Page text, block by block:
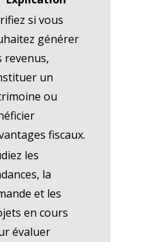
si vous
générer
revenus,
un
ou
fiscaux.
les
la
et les
en cours
évaluer